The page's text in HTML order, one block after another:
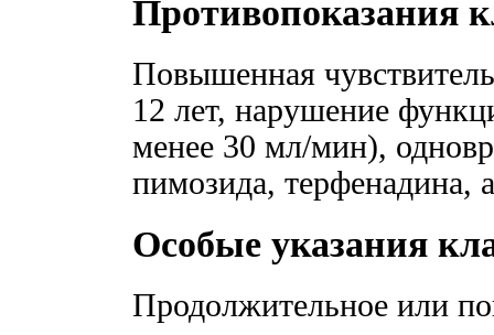
Противопоказания
Повышенная
12 лет, нарушение
менее 30 мл/мин),
пимозида, терфенадина,
Особые указания
Продолжительное или